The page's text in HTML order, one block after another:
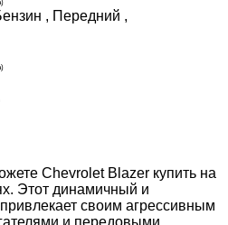
, Передний ,
Chevrolet Blazer купить на
Этот динамичный и
своим агрессивным